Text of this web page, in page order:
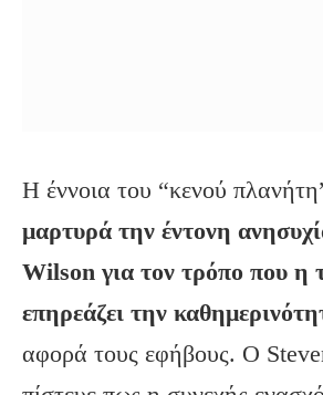
Η έννοια του “κενού
μαρτυρά την έντονη
Wilson για τον τρόπο που η
επηρεάζει την
αφορά τους εφήβους. Ο